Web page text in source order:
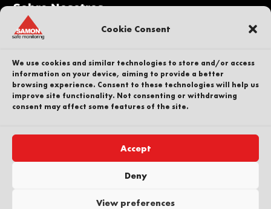
Cookie Consent
We use cookies and similar technologies to store and/or access
information on your device, aiming to provide a better
browsing experience. Consent to these technologies will help us
improve site functionality. Not consenting or withdrawing
consent may affect some features of the site.
Accept
Deny
View preferences
Sobre Nosotros
Ponte en contacto con
Nuestra gente
Sostenibilidad
Denunciante
Política de privacidad